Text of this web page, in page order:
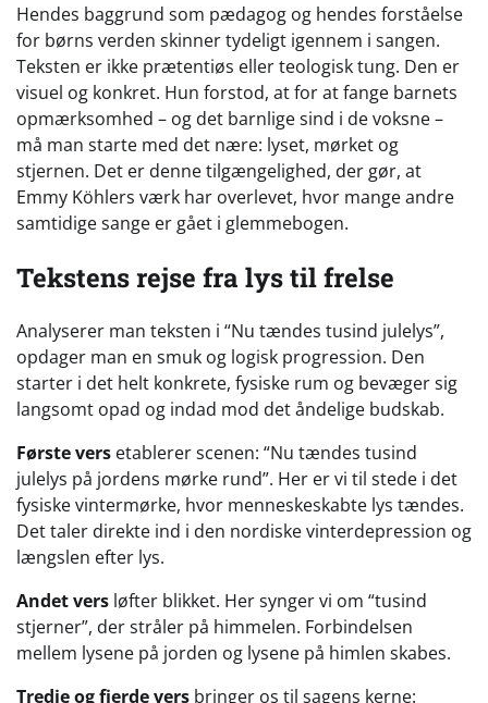
Hendes baggrund som pædagog og hendes forståelse
for børns verden skinner tydeligt igennem i sangen.
Teksten er ikke prætentiøs eller teologisk tung. Den er
visuel og konkret. Hun forstod, at for at fange barnets
opmærksomhed – og det barnlige sind i de voksne –
må man starte med det nære: lyset, mørket og
stjernen. Det er denne tilgængelighed, der gør, at
Emmy Köhlers værk har overlevet, hvor mange andre
samtidige sange er gået i glemmebogen.
Tekstens rejse fra lys til frelse
Analyserer man teksten i “Nu tændes tusind julelys”,
opdager man en smuk og logisk progression. Den
starter i det helt konkrete, fysiske rum og bevæger sig
langsomt opad og indad mod det åndelige budskab.
Første vers etablerer scenen: “Nu tændes tusind
julelys på jordens mørke rund”. Her er vi til stede i det
fysiske vintermørke, hvor menneskeskabte lys tændes.
Det taler direkte ind i den nordiske vinterdepression og
længslen efter lys.
Andet vers løfter blikket. Her synger vi om “tusind
stjerner”, der stråler på himmelen. Forbindelsen
mellem lysene på jorden og lysene på himlen skabes.
Tredje og fjerde vers bringer os til sagens kerne: